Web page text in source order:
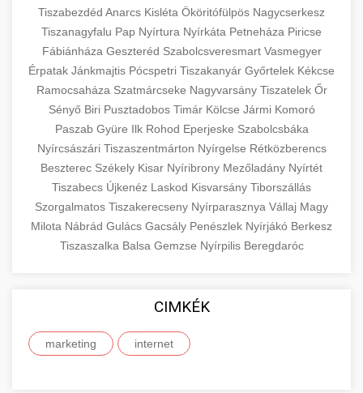
szeptest.com
abdomen contouring surgery
refresh your appearance. Upper and lower
eyelid surgery with experienced cosmetic
surgeons.
szeptest.com eyelid cosmetic procedure
📈 Paciensek Számának
Növelése
+
Case study showcasing 150% increase in
patient consultations through strategic
marketing. Learn proven methods for clinic
growth.
gildedeu.org clinic patient growth
🏥 Klinika Sikere
Esettanulmány
+
Detailed analysis of successful clinic strategies
resulting in significant patient acquisition
improvements and practice expansion.
checkmydentist.com
🤖 AI Marketing Bejelentkezés +
Discover how AI-driven marketing strategies
increased patient registrations by 150%.
life3.net AI marketing results
🎯 Praxis Felfuttatása +
practice. Proven strategies for patient
acquisition, retention, and practice
development.
Növekedés
Tiszabezdéd Anarcs Kisléta Ököritófülpös Nagycserkesz
Tiszanagyfalu Pap Nyírtura Nyírkáta Petneháza Piricse
Fábiánháza Geszteréd Szabolcsveresmart Vasmegyer
Érpatak Jánkmajtis Pócspetri Tiszakanyár Győrtelek Kékcse
Ramocsaháza Szatmárcseke Nagyvarsány Tiszatelek Őr
Sényő Biri Pusztadobos Timár Kölcse Jármi Komoró
Paszab Gyüre Ilk Rohod Eperjeske Szabolcsbáka
Nyírcsászári Tiszaszentmárton Nyírgelse Rétközberencs
Beszterec Székely Kisar Nyíribrony Mezőladány Nyírtét
Tiszabecs Újkenéz Laskod Kisvarsány Tiborszállás
Szorgalmatos Tiszakerecseny Nyírparasznya Vállaj Magy
Milota Nábrád Gulács Gacsály Penészlek Nyírjákó Berkesz
Tiszaszalka Balsa Gemzse Nyírpilis Beregdaróc
CIMKÉK
marketing internet